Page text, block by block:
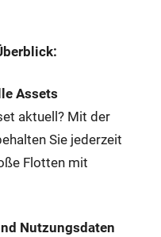
Assets
aktuell? Mit der
Sie jederzeit
Flotten mit
Nutzungsdaten